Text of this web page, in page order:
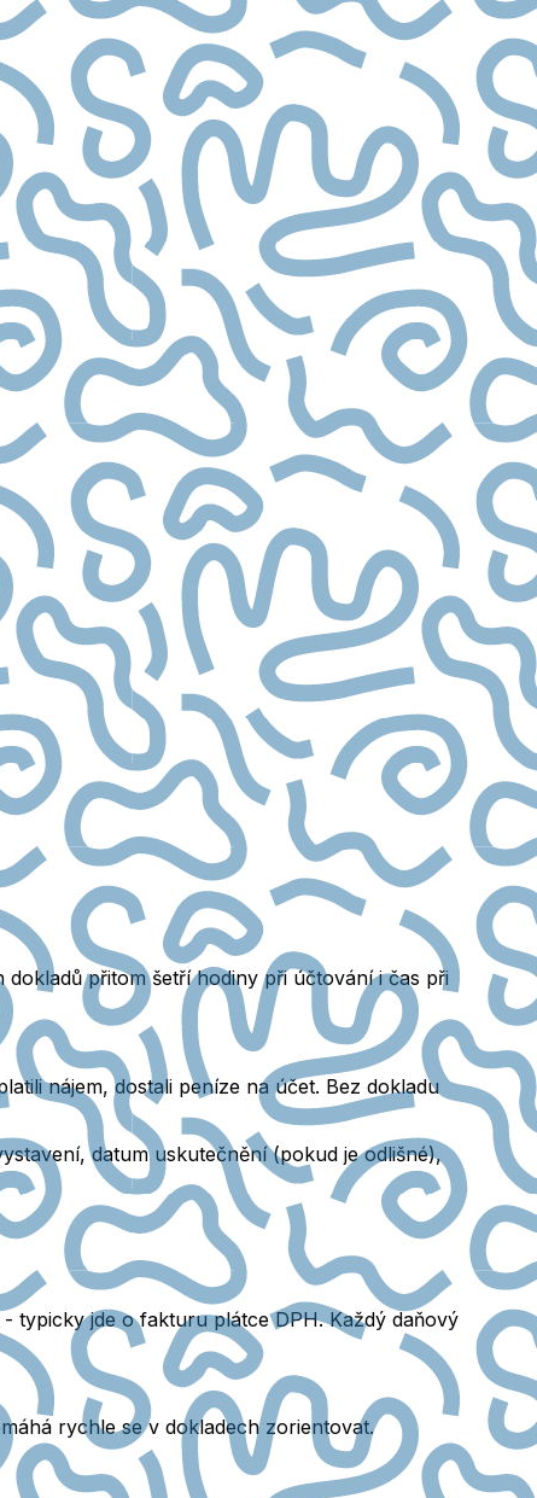
přitom šetří hodiny při účtování i čas při
nájem, dostali peníze na účet. Bez dokladu
datum uskutečnění(pokud je odlišné),
- typicky jde o fakturu plátce DPH. Každý daňový
rychle se v dokladech zorientovat.